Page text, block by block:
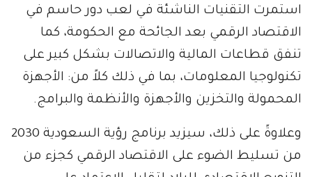
استمرت التقنيات الناشئة في لعب دور حاسم في
الاقتصاد الرقمي بعد الجائحة مع الحكومة، كما
تنفق قطاعات المالية والاتصالات بشكل كبير على
تكنولوجيا المعلومات، بما في ذلك كلاً من: الأجهزة
المحمولة والتخزين والأجهزة والأنظمة والبرامج.
وعلاوةً على ذلك، سيزيد برنامج رؤية السعودية 2030
من تسليط الضوء على الاقتصاد الرقمي كجزء من